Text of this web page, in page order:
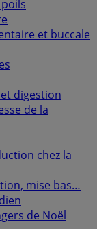
et buccale
digestion
de la
chez la
mise bas…
de Noël